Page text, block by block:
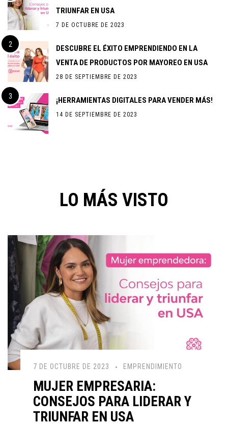
TRIUNFAR EN USA
7 DE OCTUBRE DE 2023
DESCUBRE EL ÉXITO EMPRENDIENDO EN LA
VENTA DE PRODUCTOS POR MAYOREO EN USA
28 DE SEPTIEMBRE DE 2023
¡HERRAMIENTAS DIGITALES PARA VENDER MÁS!
14 DE SEPTIEMBRE DE 2023
LO MÁS VISTO
7 DE OCTUBRE DE 2023 EMPRENDIMIENTO
MUJER EMPRESARIA:
CONSEJOS PARA LIDERAR Y
TRIUNFAR EN USA